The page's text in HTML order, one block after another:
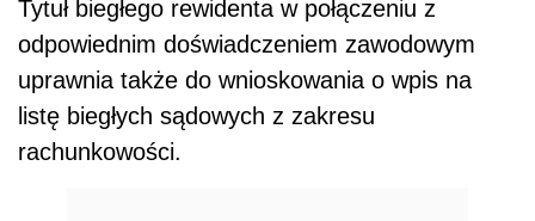
Tytuł biegłego rewidenta w połączeniu z
odpowiednim doświadczeniem zawodowym
uprawnia także do wnioskowania o wpis na
listę biegłych sądowych z zakresu
rachunkowości.